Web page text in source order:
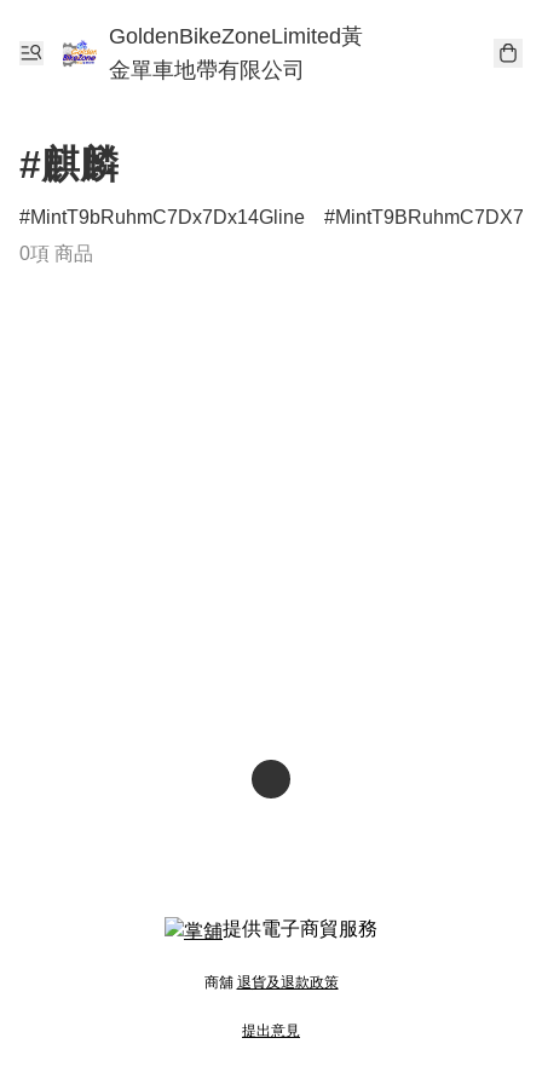
GoldenBikeZoneLimited黃
金單車地帶有限公司
#麒麟
MintT9bRuhmC7Dx7Dx14Gline
0項 商品
提供電子商貿服務
商舖 退貨及退款政策
提出意見